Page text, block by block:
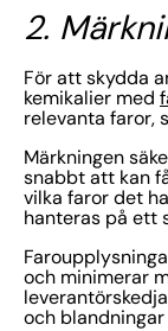
2.
För att skydda
kemikalier med
relevanta faror,
Märkningen
snabbt att kan
vilka faror det
hanteras på ett
och minimerar
och